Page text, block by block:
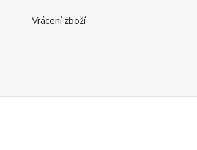
Vrácení zboží